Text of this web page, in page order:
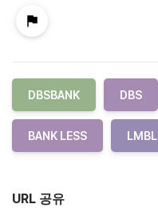
DBSBANK DBS
BANK LESS LMBL
URL 공유